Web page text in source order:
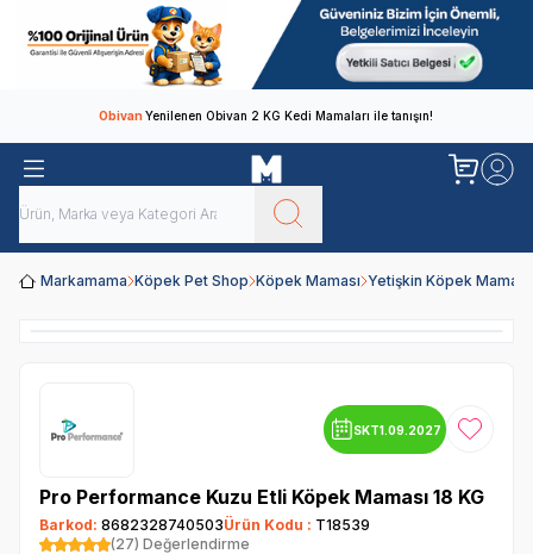
ObivanYenilenen Obivan 2 KG Kedi Mamaları ile tanışın!
Markamama Köpek Pet Shop Köpek Maması Yetişkin Köpek Maması
SKT1.09.2027 Favoriye
Pro Performance Kuzu Etli Köpek Maması 18 KG
Barkod: 8682328740503Ürün Kodu : T18539
(27) Değerlendirme